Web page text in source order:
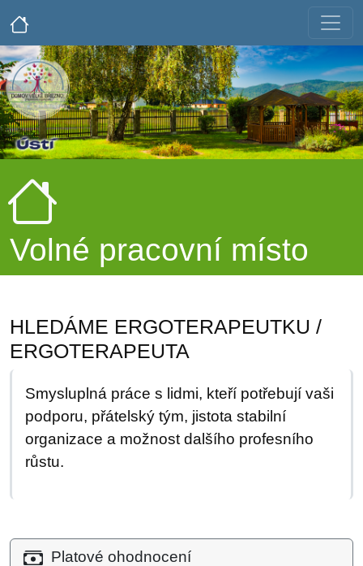
Volné pracovní místo
HLEDÁME ERGOTERAPEUTKU /
ERGOTERAPEUTA
Smysluplná práce s lidmi, kteří potřebují vaši
podporu, přátelský tým, jistota stabilní
organizace a možnost dalšího profesního
růstu.
Platové ohodnocení